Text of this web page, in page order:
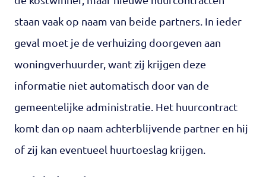
staan vaak op naam van beide partners. In ieder
geval moet je de verhuizing doorgeven aan
woningverhuurder, want zij krijgen deze
informatie niet automatisch door van de
gemeentelijke administratie. Het huurcontract
komt dan op naam achterblijvende partner en hij
of zij kan eventueel huurtoeslag krijgen.